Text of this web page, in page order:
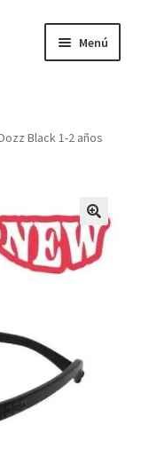
Menú
Black 1-2 años
🔍